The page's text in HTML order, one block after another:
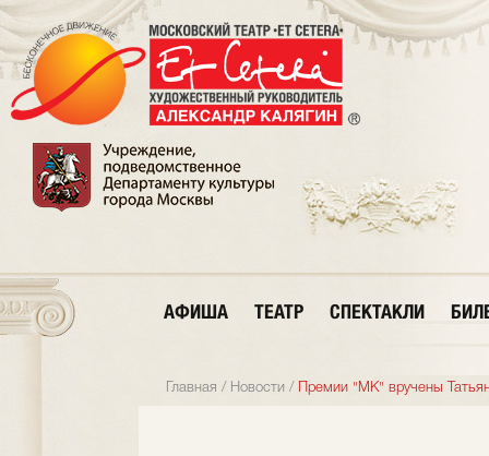
АФИША ТЕАТР СПЕКТАКЛИ
Главная / Новости / Премии "МК" вручены